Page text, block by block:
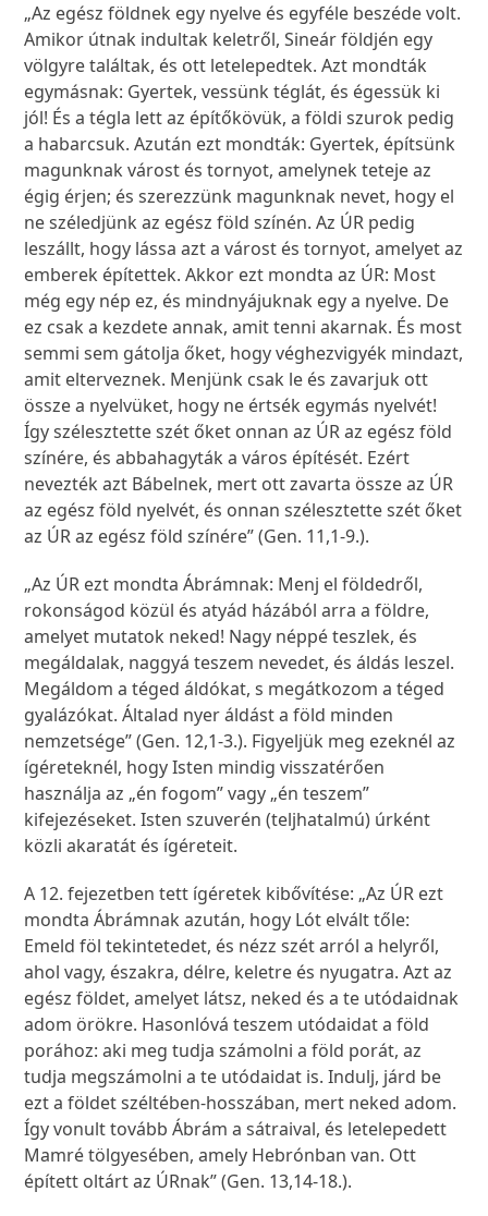
„Az egész földnek egy nyelve és egyféle beszéde volt.
Amikor útnak indultak keletről, Sineár földjén egy
völgyre találtak, és ott letelepedtek. Azt mondták
egymásnak: Gyertek, vessünk téglát, és égessük ki
jól! És a tégla lett az építőkövük, a földi szurok pedig
a habarcsuk. Azután ezt mondták: Gyertek, építsünk
magunknak várost és tornyot, amelynek teteje az
égig érjen; és szerezzünk magunknak nevet, hogy el
ne széledjünk az egész föld színén. Az ÚR pedig
leszállt, hogy lássa azt a várost és tornyot, amelyet az
emberek építettek. Akkor ezt mondta az ÚR: Most
még egy nép ez, és mindnyájuknak egy a nyelve. De
ez csak a kezdete annak, amit tenni akarnak. És most
semmi sem gátolja őket, hogy véghezvigyék mindazt,
amit elterveznek. Menjünk csak le és zavarjuk ott
össze a nyelvüket, hogy ne értsék egymás nyelvét!
Így szélesztette szét őket onnan az ÚR az egész föld
színére, és abbahagyták a város építését. Ezért
nevezték azt Bábelnek, mert ott zavarta össze az ÚR
az egész föld nyelvét, és onnan szélesztette szét őket
az ÚR az egész föld színére” (Gen. 11,1-9.).
„Az ÚR ezt mondta Ábrámnak: Menj el földedről,
rokonságod közül és atyád házából arra a földre,
amelyet mutatok neked! Nagy néppé teszlek, és
megáldalak, naggyá teszem nevedet, és áldás leszel.
Megáldom a téged áldókat, s megátkozom a téged
gyalázókat. Általad nyer áldást a föld minden
nemzetsége” (Gen. 12,1-3.). Figyeljük meg ezeknél az
ígéreteknél, hogy Isten mindig visszatérően
használja az „én fogom” vagy „én teszem”
kifejezéseket. Isten szuverén (teljhatalmú) úrként
közli akaratát és ígéreteit.
A 12. fejezetben tett ígéretek kibővítése: „Az ÚR ezt
mondta Ábrámnak azután, hogy Lót elvált tőle:
Emeld föl tekintetedet, és nézz szét arról a helyről,
ahol vagy, északra, délre, keletre és nyugatra. Azt az
egész földet, amelyet látsz, neked és a te utódaidnak
adom örökre. Hasonlóvá teszem utódaidat a föld
porához: aki meg tudja számolni a föld porát, az
tudja megszámolni a te utódaidat is. Indulj, járd be
ezt a földet széltében-hosszában, mert neked adom.
Így vonult tovább Ábrám a sátraival, és letelepedett
Mamré tölgyesében, amely Hebrónban van. Ott
épített oltárt az ÚRnak” (Gen. 13,14-18.).